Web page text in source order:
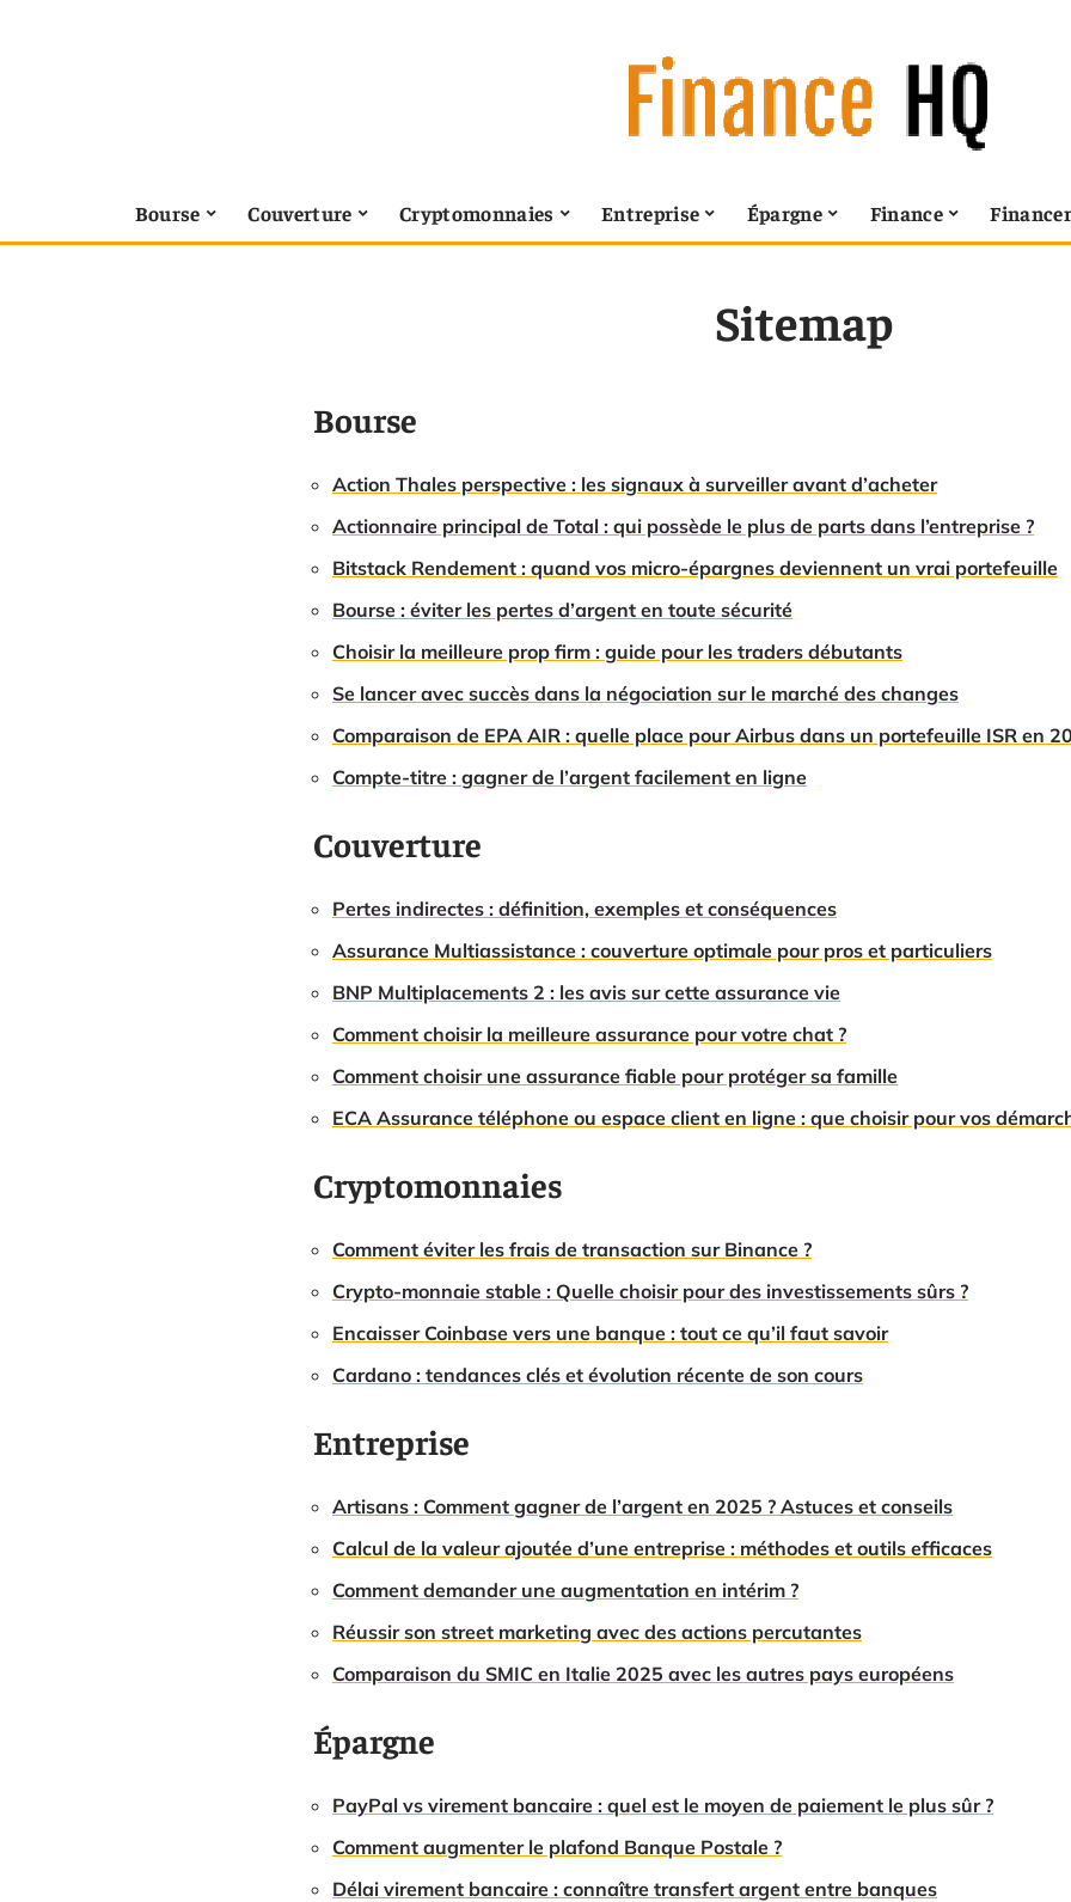
Bourse Couverture Cryptomonnaies Entreprise Épargne Finance
Sitemap
Bourse
Action Thales perspective : les signaux à surveiller avant d’acheter
Actionnaire principal de Total : qui possède le plus de parts dans l’entreprise ?
Bitstack Rendement : quand vos micro-épargnes deviennent un vrai portefeuille
Bourse : éviter les pertes d’argent en toute sécurité
Choisir la meilleure prop firm : guide pour les traders débutants
Se lancer avec succès dans la négociation sur le marché des changes
Comparaison de EPA AIR : quelle place pour Airbus dans un portefeuille ISR en
Compte-titre : gagner de l’argent facilement en ligne
Couverture
Pertes indirectes : définition, exemples et conséquences
Assurance Multiassistance : couverture optimale pour pros et particuliers
BNP Multiplacements 2 : les avis sur cette assurance vie
Comment choisir la meilleure assurance pour votre chat ?
Comment choisir une assurance fiable pour protéger sa famille
ECA Assurance téléphone ou espace client en ligne : que choisir pour vos
Cryptomonnaies
Comment éviter les frais de transaction sur Binance ?
Crypto-monnaie stable : Quelle choisir pour des investissements sûrs ?
Encaisser Coinbase vers une banque : tout ce qu’il faut savoir
Cardano : tendances clés et évolution récente de son cours
Entreprise
Artisans : Comment gagner de l’argent en 2025 ? Astuces et conseils
Calcul de la valeur ajoutée d’une entreprise : méthodes et outils efficaces
Comment demander une augmentation en intérim ?
Réussir son street marketing avec des actions percutantes
Comparaison du SMIC en Italie 2025 avec les autres pays européens
Épargne
PayPal vs virement bancaire : quel est le moyen de paiement le plus sûr ?
Comment augmenter le plafond Banque Postale ?
Délai virement bancaire : connaître transfert argent entre banques